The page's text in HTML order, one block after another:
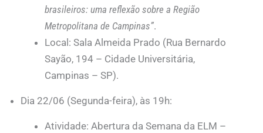
brasileiros: uma reflexão sobre a Região
Metropolitana de Campinas”.
Local: Sala Almeida Prado (Rua Bernardo
Sayão, 194 – Cidade Universitária,
Campinas – SP).
Dia 22/06 (Segunda-feira), às 19h:
Atividade: Abertura da Semana da ELM –